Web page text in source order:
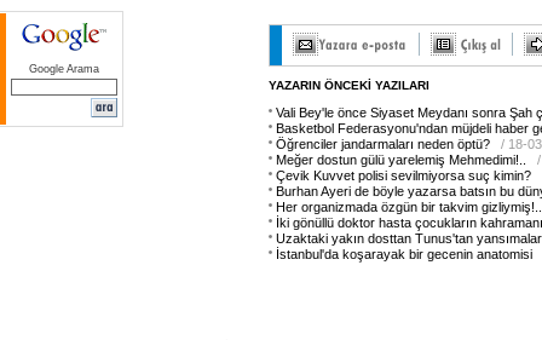
Google Arama
YAZARIN ÖNCEKİ YAZILARI
Vali Bey'le önce Siyaset Meydanı sonra Şah
Basketbol Federasyonu'ndan müjdeli haber
Öğrenciler jandarmaları neden öptü?
/ 18-
Meğer dostun gülü yarelemiş Mehmedimi!..
Çevik Kuvvet polisi sevilmiyorsa suç kimin?
Burhan Ayeri de böyle yazarsa batsın bu
Her organizmada özgün bir takvim gizliymiş!..
İki gönüllü doktor hasta çocukların
Uzaktaki yakın dosttan Tunus'tan yansımalar
İstanbul'da koşarayak bir gecenin anatomisi